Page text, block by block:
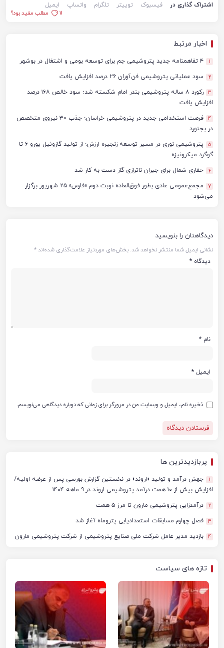
اشتراک گذاری در فیسبوک توییتر تلگرام واتساپ
ایمیل
11
مطلب مفید بود؟
اخبار مرتبط
1 ۴ تفاهمنامه جدید پتروشیمی جم برای توسعه بومی و اشتغال در بوشهر
2 سود عملیاتی پتروشیمی فن‌آوران ۲۶ درصد افزایش یافت
3
رکورد ۸ ساله پتروشیمی بندر امام شکسته شد؛ سود خالص ۱۶۸ درصد
افزایش یافت
4
فرصت استخدامی جدید در پتروشیمی خراسان؛ جذب ۳۰ نیروی متخصص
در بجنورد
5
پتروشیمی نوری در مسیر توسعه زنجیره ارزش؛ از تولید گازوئیل یورو ۶ تا
گوگرد میکرونیزه
6 حفاری شمال برای جبران ناترازی گاز دست به کار شد
7
مجمع‌عمومی عادی بطور فوق‌العاده نوبت دوم «فارس» ۲۵ شهریور برگزار
می‌شود
دیدگاهتان را بنویسید
نشانی ایمیل شما منتشر نخواهد شد. بخش‌های موردنیاز علامت‌گذاری شده‌اند*
دیدگاه *
نام *
ایمیل *
ذخیره نام، ایمیل و وبسایت من در مرورگر برای زمانی که دوباره دیدگاهی می‌نویسم.
پربازدیدترین ها
1
جهش درآمد و تولید «اروند» در نخستین گزارش بورسی پس از عرضه اولیه/
افزایش بیش از ۱۰ همت درآمد پتروشیمی اروند در ۹ ماهه ۱۴۰۴
2 درآمدزایی پتروشیمی مارون تا مرز ۵ همت
3 فصل چهارم مسابقات استعدادیابی پتروماه آغاز شد
4 بازدید مدیر عامل شرکت ملی صنایع پتروشیمی از شرکت پتروشیمی مارون
تازه های سیاست